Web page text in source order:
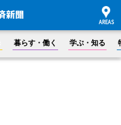
暮らす・働く 学ぶ・知る